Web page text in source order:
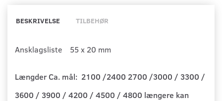
BESKRIVELSE TILBEHØR
Ansklagsliste 55 x 20 mm
Længder Ca. mål: 2100 /2400 2700 /3000 / 3300 /
3600 / 3900 / 4200 / 4500 / 4800 længere kan